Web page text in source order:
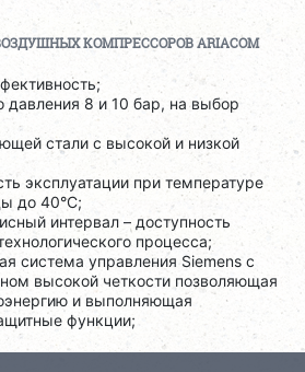
КОМПРЕССОРОВARIACOM
давления 8 и 10 бар, на выбор
стали с высокой и низкой
эксплуатации при температуре
до 40°C;
интервал – доступность
процесса;
система управления Siemens c
высокой четкости позволяющая
и выполняющая
функции;